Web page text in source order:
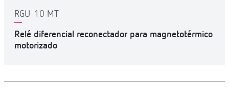
RGU-10 MT
Relé diferencial reconectador para magnetotérmico
motorizado